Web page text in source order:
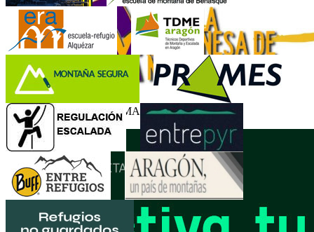
CURSOS DE FORMACIÓN 2025